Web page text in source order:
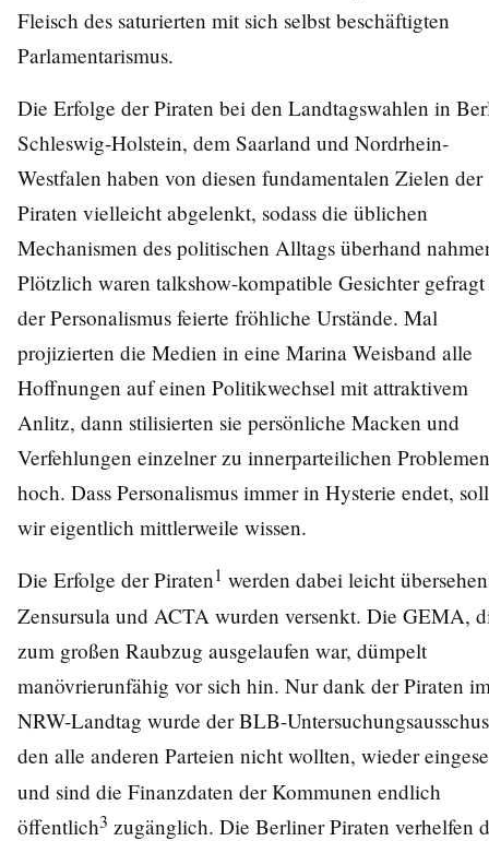
Fleisch des saturierten mit sich selbst beschäftigten
Parlamentarismus.
Die Erfolge der Piraten bei den Landtagswahlen in
Schleswig-Holstein, dem Saarland und Nordrhein-
Westfalen haben von diesen fundamentalen Zielen der
Piraten vielleicht abgelenkt, sodass die üblichen
Mechanismen des politischen Alltags überhand
Plötzlich waren talkshow-kompatible Gesichter
der Personalismus feierte fröhliche Urstände. Mal
projizierten die Medien in eine Marina Weisband alle
Hoffnungen auf einen Politikwechsel mit attraktivem
Anlitz, dann stilisierten sie persönliche Macken und
Verfehlungen einzelner zu innerparteilichen Problemen
hoch. Dass Personalismus immer in Hysterie endet,
wir eigentlich mittlerweile wissen.
Die Erfolge der Piraten1 werden dabei leicht
Zensursula und ACTA wurden versenkt. Die GEMA,
zum großen Raubzug ausgelaufen war, dümpelt
manövrierunfähig vor sich hin. Nur dank der Piraten
NRW-Landtag wurde der BLB-
den alle anderen Parteien nicht wollten, wieder
und sind die Finanzdaten der Kommunen endlich
öffentlich3 zugänglich. Die Berliner Piraten verhelfen